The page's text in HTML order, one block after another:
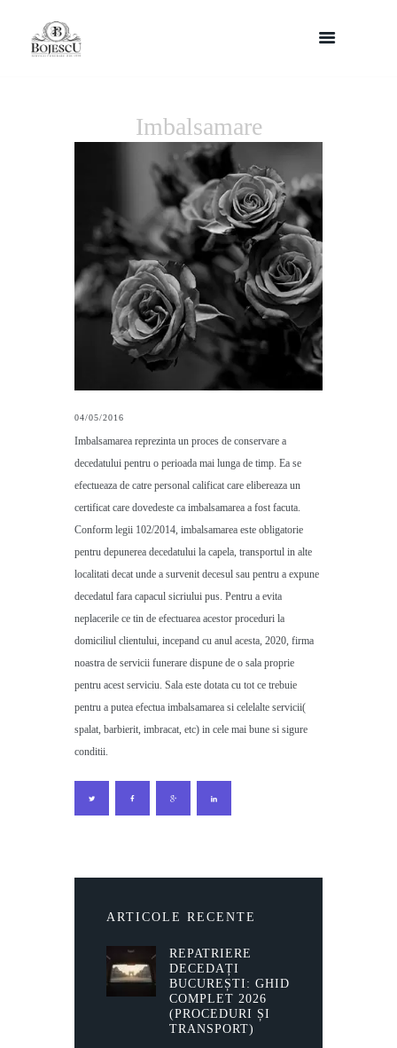
Imbalsamare
04/05/2016
Imbalsamarea reprezinta un proces de conservare a
decedatului pentru o perioada mai lunga de timp. Ea se
efectueaza de catre personal calificat care elibereaza un
certificat care dovedeste ca imbalsamarea a fost facuta.
Conform legii 102/2014, imbalsamarea este obligatorie
pentru depunerea decedatului la capela, transportul in alte
localitati decat unde a survenit decesul sau pentru a expune
decedatul fara capacul sicriului pus. Pentru a evita
neplacerile ce tin de efectuarea acestor proceduri la
domiciliul clientului, incepand cu anul acesta, 2020, firma
noastra de servicii funerare dispune de o sala proprie
pentru acest serviciu. Sala este dotata cu tot ce trebuie
pentru a putea efectua imbalsamarea si celelalte servicii(
spalat, barbierit, imbracat, etc) in cele mai bune si sigure
conditii.
ARTICOLE RECENTE
REPATRIERE
DECEDAȚI
BUCUREȘTI: GHID
COMPLET 2026
(PROCEDURI ȘI
TRANSPORT)